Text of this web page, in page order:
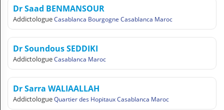
M
N
C
O
M
E
Dr Saad BENMANSOUR
AddictologueCasablanca Bourgogne Casablanca Maroc
Dr Soundous SEDDIKI
AddictologueCasablanca Maroc
Dr Sarra WALIAALLAH
AddictologueQuartier des Hopitaux Casablanca Maroc